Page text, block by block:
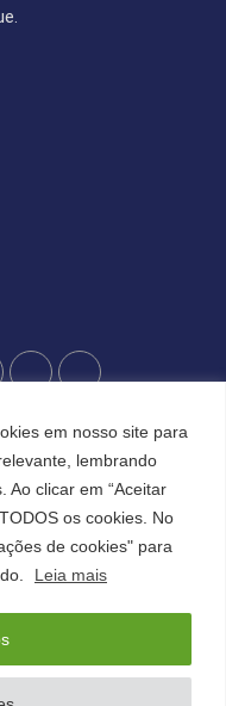
em nosso site para
lembrando
Ao clicar em “Aceitar
os cookies. No
de cookies" para
Leia mais
Developed by FCDesign